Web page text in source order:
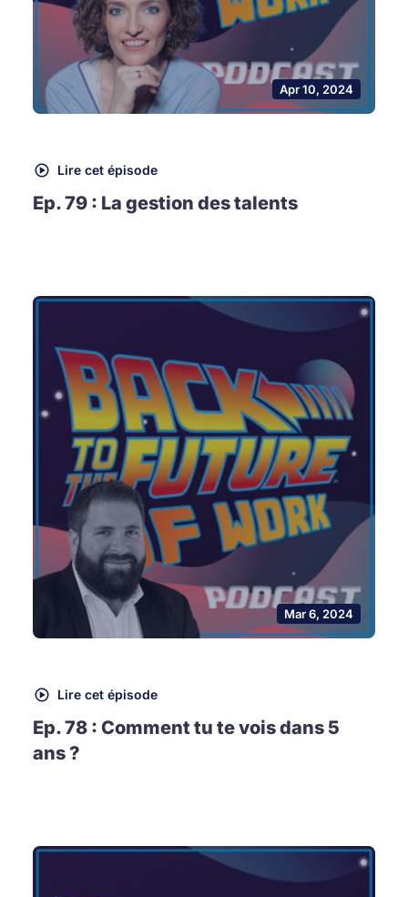
Apr 10, 2024
Lire cet épisode
Ep. 79 : La gestion des talents
Mar 6, 2024
Lire cet épisode
Ep. 78 : Comment tu te vois dans 5
ans ?